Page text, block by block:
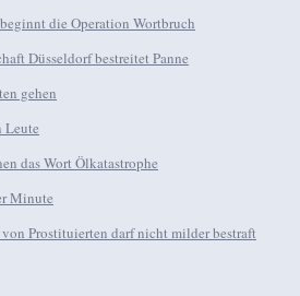
die Operation Wortbruch
Düsseldorf bestreitet Panne
gehen
Leute
das Wort Ölkatastrophe
Minute
Prostituierten darf nicht milder bestraft